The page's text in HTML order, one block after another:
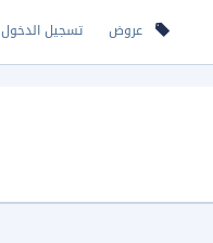
عروض تسجيل الدخول